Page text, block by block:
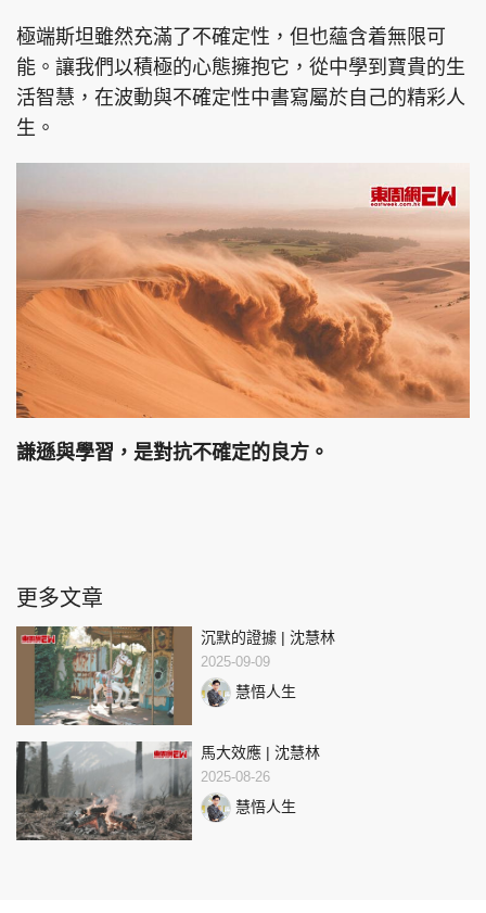
極端斯坦雖然充滿了不確定性，但也蘊含着無限可
能。讓我們以積極的心態擁抱它，從中學到寶貴的生
活智慧，在波動與不確定性中書寫屬於自己的精彩人
生。
謙遜與學習，是對抗不確定的良方。
更多文章
沉默的證據 | 沈慧林
2025-09-09
慧悟人生
馬大效應 | 沈慧林
2025-08-26
慧悟人生